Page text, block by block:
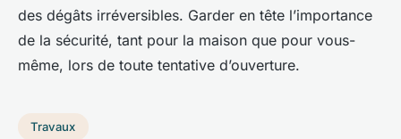
des dégâts irréversibles. Garder en tête l’importance
de la sécurité, tant pour la maison que pour vous-
même, lors de toute tentative d’ouverture.
Travaux